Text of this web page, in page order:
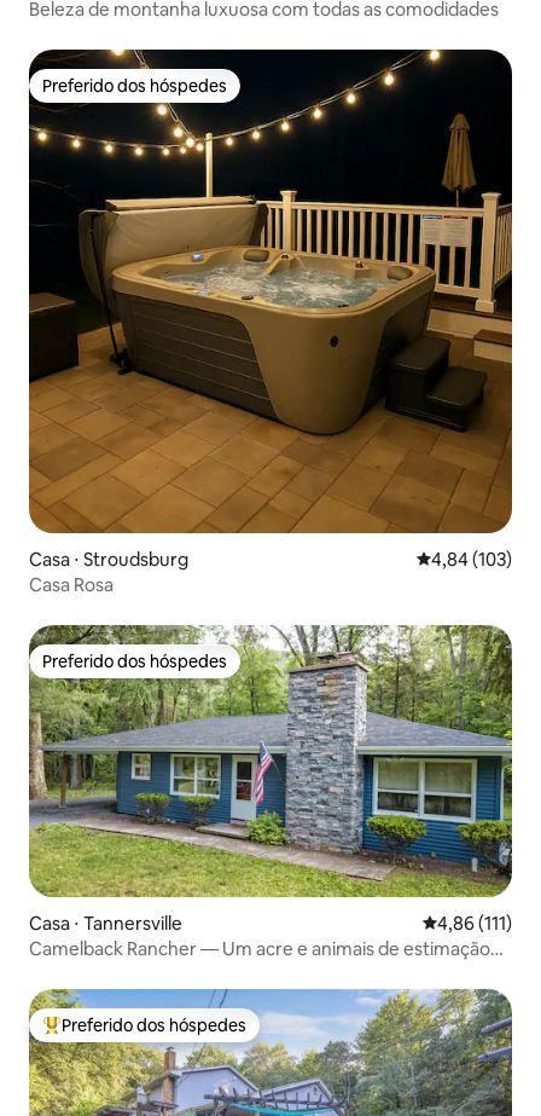
Beleza de montanha luxuosa com todas as comodidades
Preferido dos hóspedes
Preferido dos hóspedes
Casa ⋅ Stroudsburg 4,84 de uma
4,84 (103)
Casa Rosa
Preferido dos hóspedes
Preferido dos hóspedes
Casa ⋅ Tannersville 4,86 de uma
4,86 (111)
Camelback Rancher — Um acre e animais de estimação
Entre os melhores preferidos dos hóspedes
Preferido dos hóspedes